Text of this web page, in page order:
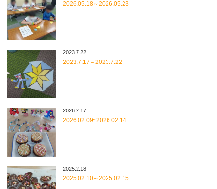
2026.05.18～2026.05.23
2023.7.22
2023.7.17～2023.7.22
2026.2.17
2026.02.09~2026.02.14
2025.2.18
2025.02.10～2025.02.15